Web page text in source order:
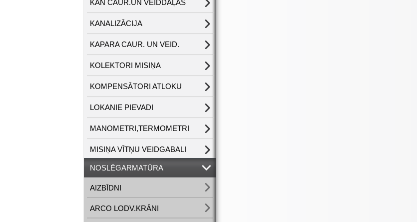
KAN CAUR.UN VEIDDAĻAS
KANALIZĀCIJA
KAPARA CAUR. UN VEID.
KOLEKTORI MISIŅA
KOMPENSĀTORI ATLOKU
LOKANIE PIEVADI
MANOMETRI,TERMOMETRI
MISIŅA VĪTŅU VEIDGABALI
NOSLĒGARMATŪRA
AIZBĪDNI
ARCO LODV.KRĀNI